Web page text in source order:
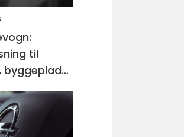
til
byggeplads